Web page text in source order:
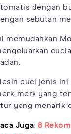
dengan
sebutan
memudahkan
cuci jenis
merk yang
yang menarik
Juga: 8